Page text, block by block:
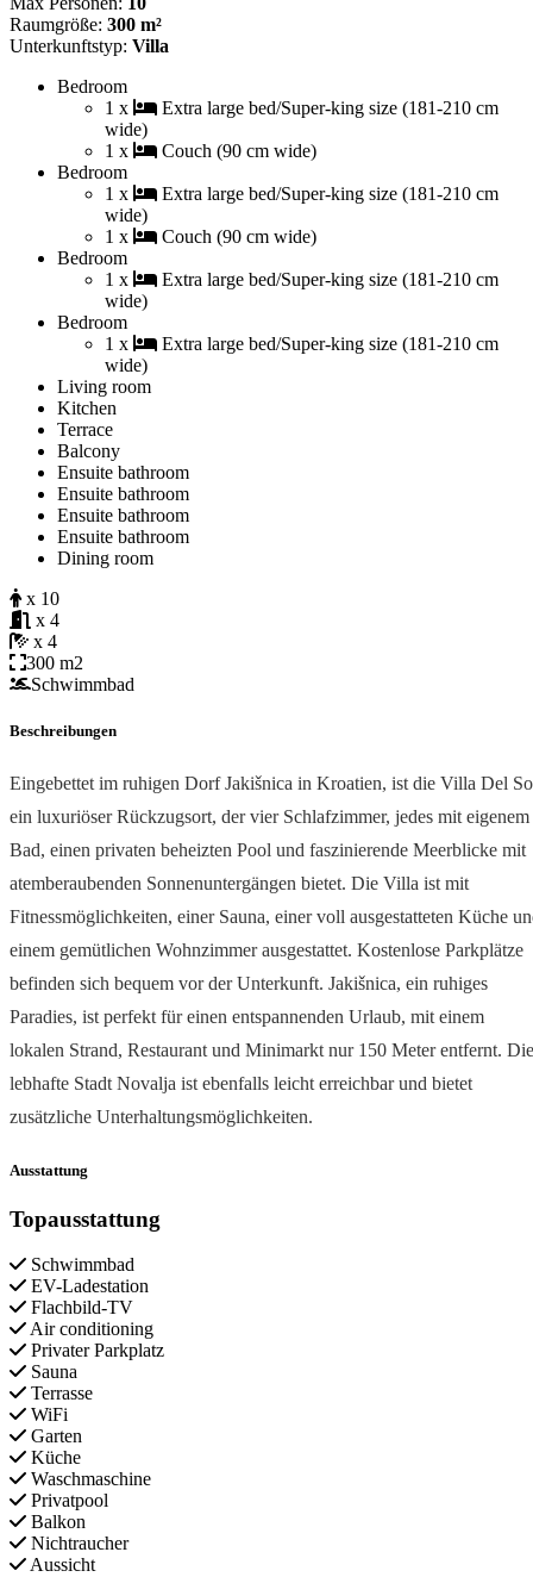
Raumgröße: 300 m²
Unterkunftstyp: Villa
Bedroom
1 x
Extra large bed/Super-king size (181-210 cm
wide)
1 x
Couch (90 cm wide)
Bedroom
1 x
Extra large bed/Super-king size (181-210 cm
wide)
1 x
Couch (90 cm wide)
Bedroom
1 x
Extra large bed/Super-king size (181-210 cm
wide)
Bedroom
1 x
Extra large bed/Super-king size (181-210 cm
wide)
Living room
Kitchen
Terrace
Balcony
Ensuite bathroom
Ensuite bathroom
Ensuite bathroom
Ensuite bathroom
Dining room
x 10
x 4
x 4
300 m2
Schwimmbad
Beschreibungen
Eingebettet im ruhigen Dorf Jakišnica in Kroatien, ist die Villa Del
ein luxuriöser Rückzugsort, der vier Schlafzimmer, jedes mit eigenem
Bad, einen privaten beheizten Pool und faszinierende Meerblicke mit
atemberaubenden Sonnenuntergängen bietet. Die Villa ist mit
Fitnessmöglichkeiten, einer Sauna, einer voll ausgestatteten Küche
einem gemütlichen Wohnzimmer ausgestattet. Kostenlose Parkplätze
befinden sich bequem vor der Unterkunft. Jakišnica, ein ruhiges
Paradies, ist perfekt für einen entspannenden Urlaub, mit einem
lokalen Strand, Restaurant und Minimarkt nur 150 Meter entfernt. Die
lebhafte Stadt Novalja ist ebenfalls leicht erreichbar und bietet
zusätzliche Unterhaltungsmöglichkeiten.
Ausstattung
Topausstattung
Schwimmbad
EV-Ladestation
Flachbild-TV
Air conditioning
Privater Parkplatz
Sauna
Terrasse
WiFi
Garten
Küche
Waschmaschine
Privatpool
Balkon
Nichtraucher
Aussicht